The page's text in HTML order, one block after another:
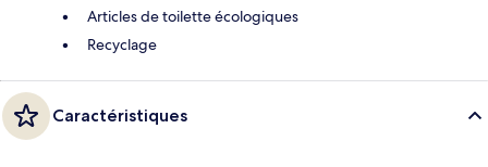
Articles de toilette écologiques
Recyclage
Caractéristiques